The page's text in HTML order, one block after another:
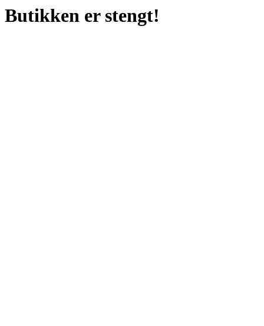
Butikken er stengt!